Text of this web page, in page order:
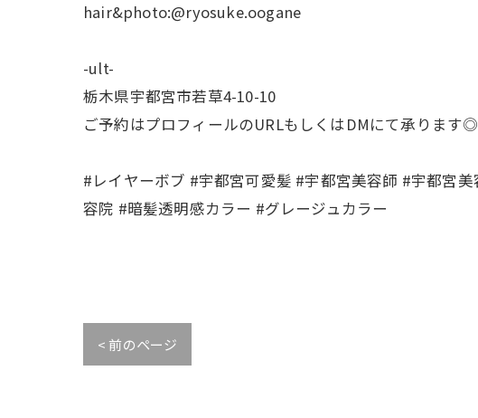
hair&photo:@ryosuke.oogane
-ult-
栃木県宇都宮市若草4-10-10
ご予約はプロフィールのURLもしくはDMにて承ります◎
#レイヤーボブ #宇都宮可愛髪 #宇都宮美容師 #宇都宮
容院 #暗髪透明感カラー #グレージュカラー
< 前のページ